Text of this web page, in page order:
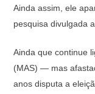
Ainda assim, ele
pesquisa divulgada
Ainda que continue
(MAS) — mas
anos disputa a